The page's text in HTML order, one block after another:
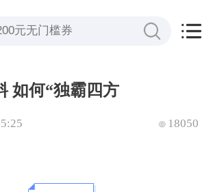
如何“独霸四方
18050